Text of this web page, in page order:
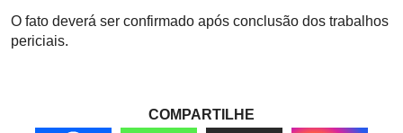
O fato deverá ser confirmado após conclusão dos trabalhos
periciais.
COMPARTILHE